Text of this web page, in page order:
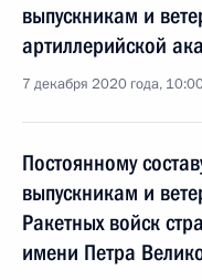
выпускникам и
артиллерийской
7 декабря 2020 года,
Постоянному
выпускникам и
Ракетных войск
имени Петра